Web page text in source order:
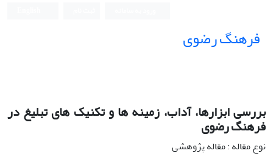
فرهنگ رضوی
بررسی ابزارها، آداب، زمینه ها و تکنیک های تبلیغ در
فرهنگ رضوی
نوع مقاله : مقاله پژوهشی